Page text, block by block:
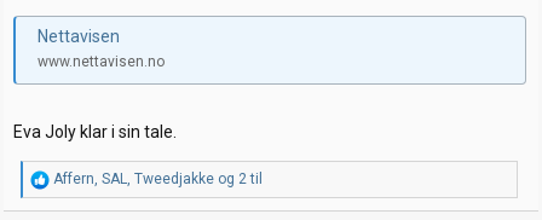
Nettavisen
www.nettavisen.no
Eva Joly klar i sin tale.
R
e
a
Affern, SAL, Tweedjakke og 2 til